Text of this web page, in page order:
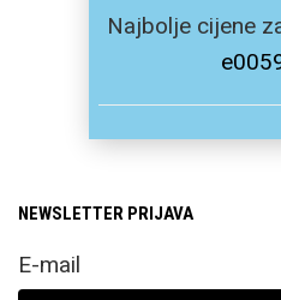
Najbolje cijene
NEWSLETTER PRIJAVA
E-mail